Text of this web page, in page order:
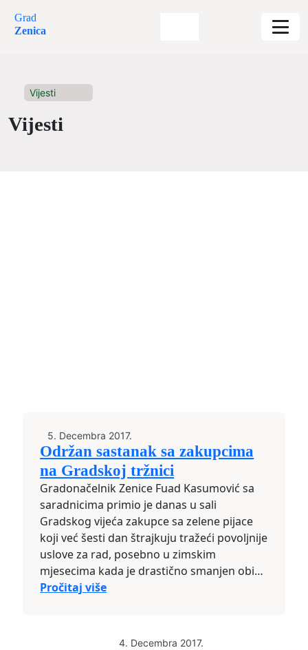
Grad
Zenica
Vijesti
Vijesti
5. Decembra 2017.
Održan sastanak sa zakupcima
na Gradskoj tržnici
Gradonačelnik Zenice Fuad Kasumović sa
saradnicima primio je danas u sali
Gradskog vijeća zakupce sa zelene pijace
koji već šesti dan štrajkuju tražeći povoljnije
uslove za rad, posebno u zimskim
mjesecima kada je drastično smanjen obim
posla. Sastanku je prisusvovala i direktorica
nezadovoljstvo uslovima rada na tržnici,
Pročitaj više
4. Decembra 2017.